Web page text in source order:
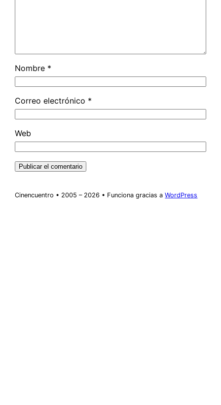
Nombre *
Correo electrónico *
Web
Cinencuentro • 2005 – 2026 • Funciona gracias aWordPress